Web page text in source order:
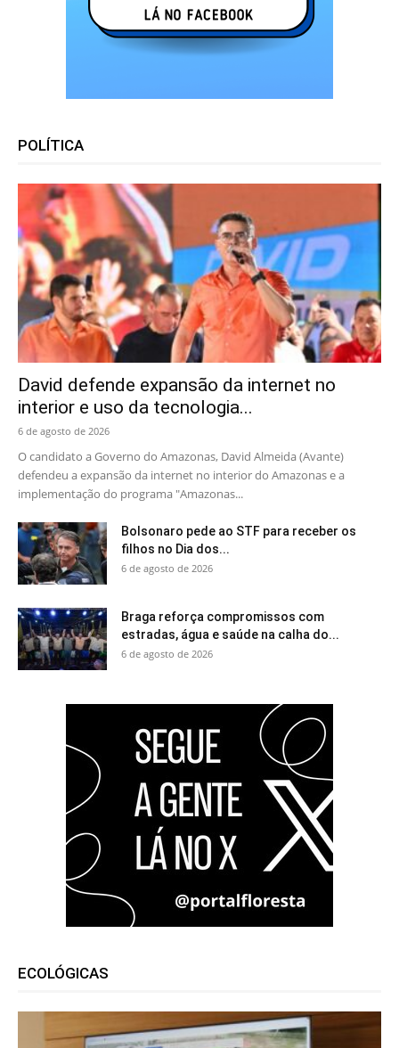
POLÍTICA
David defende expansão da internet no
interior e uso da tecnologia...
6 de agosto de 2026
O candidato a Governo do Amazonas, David Almeida (Avante)
defendeu a expansão da internet no interior do Amazonas e a
implementação do programa "Amazonas...
Bolsonaro pede ao STF para receber os
filhos no Dia dos...
6 de agosto de 2026
Braga reforça compromissos com
estradas, água e saúde na calha do...
6 de agosto de 2026
ECOLÓGICAS